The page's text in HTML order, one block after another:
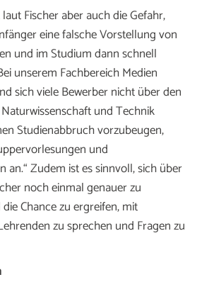
Fischer aber auch die Gefahr,
eine falsche Vorstellung von
und im Studium dann schnell
unserem Fachbereich Medien
sich viele Bewerber nicht über den
und Technik
Studienabbruch vorzubeugen,
und
an.“ Zudem ist es sinnvoll, sich über
noch einmal genauer zu
Chance zu ergreifen, mit
zu sprechen und Fragen zu